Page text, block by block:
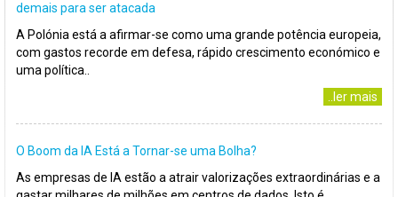
demais para ser atacada
A Polónia está a afirmar-se como uma grande potência europeia,
com gastos recorde em defesa, rápido crescimento económico e
uma política..
..ler mais
O Boom da IA Está a Tornar-se uma Bolha?
As empresas de IA estão a atrair valorizações extraordinárias e a